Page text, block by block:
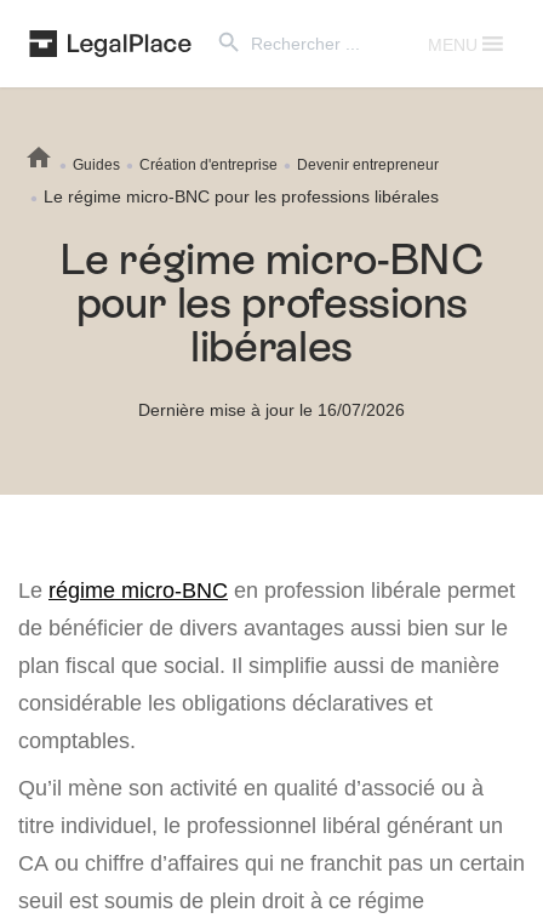
for:
MENU
Guides Création d'entreprise Devenir entrepreneur
Le régime micro-BNC pour les professions libérales
Le régime micro-BNC
pour les professions
libérales
Dernière mise à jour le 16/07/2026
Le régime micro-BNC en profession libérale permet
de bénéficier de divers avantages aussi bien sur le
plan fiscal que social. Il simplifie aussi de manière
considérable les obligations déclaratives et
comptables.
Qu’il mène son activité en qualité d’associé ou à
titre individuel, le professionnel libéral générant un
CA ou chiffre d’affaires qui ne franchit pas un certain
seuil est soumis de plein droit à ce régime